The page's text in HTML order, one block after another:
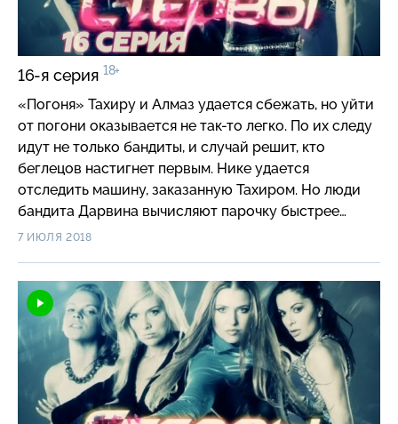
16-я серия 18+
«Погоня» Тахиру и Алмаз удается сбежать, но уйти
от погони оказывается не так-то легко. По их следу
идут не только бандиты, и случай решит, кто
беглецов настигнет первым. Нике удается
отследить машину, заказанную Тахиром. Но люди
бандита Дарвина вычисляют парочку быстрее
и увозят Алмаз с собой. В отделе не знают, в какое
7 ИЮЛЯ 2018